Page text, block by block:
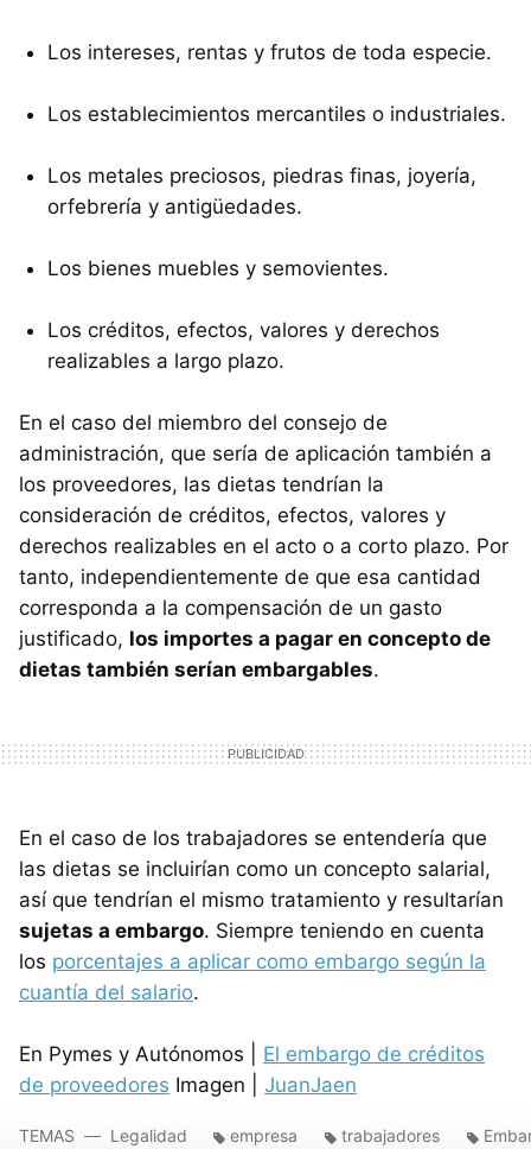
Los intereses, rentas y frutos de toda especie.
Los establecimientos mercantiles o industriales.
Los metales preciosos, piedras finas, joyería,
orfebrería y antigüedades.
Los bienes muebles y semovientes.
Los créditos, efectos, valores y derechos
realizables a largo plazo.
En el caso del miembro del consejo de
administración, que sería de aplicación también a
los proveedores, las dietas tendrían la
consideración de créditos, efectos, valores y
derechos realizables en el acto o a corto plazo. Por
tanto, independientemente de que esa cantidad
corresponda a la compensación de un gasto
justificado, los importes a pagar en concepto de
dietas también serían embargables.
En el caso de los trabajadores se entendería que
las dietas se incluirían como un concepto salarial,
así que tendrían el mismo tratamiento y resultarían
sujetas a embargo. Siempre teniendo en cuenta
los porcentajes a aplicar como embargo según la
cuantía del salario.
En Pymes y Autónomos | El embargo de créditos
de proveedores Imagen | JuanJaen
TEMAS Legalidad empresa trabajadores